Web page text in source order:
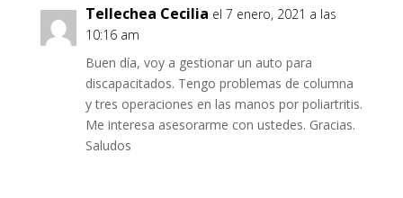
Tellechea Cecilia el 7 enero, 2021 a las
10:16 am
Buen día, voy a gestionar un auto para
discapacitados. Tengo problemas de columna
y tres operaciones en las manos por poliartritis.
Me interesa asesorarme con ustedes. Gracias.
Saludos